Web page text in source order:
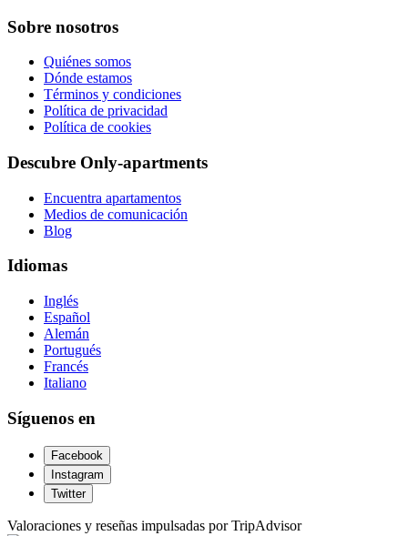
Sobre nosotros
Quiénes somos
Dónde estamos
Términos y condiciones
Política de privacidad
Política de cookies
Descubre Only-apartments
Encuentra apartamentos
Medios de comunicación
Blog
Idiomas
Inglés
Español
Alemán
Portugués
Francés
Italiano
Síguenos en
Facebook
Instagram
Twitter
Valoraciones y reseñas impulsadas por TripAdvisor